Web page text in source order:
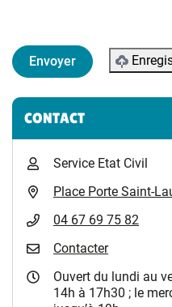
Informations
CONTACT
Service Etat Civil
Place Porte Saint-
04 67 69 75 82
Contacter
Ouvert du lundi au
14h à 17h30 ; le